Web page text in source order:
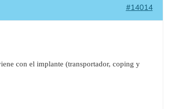
#14014
con el implante (transportador, coping y